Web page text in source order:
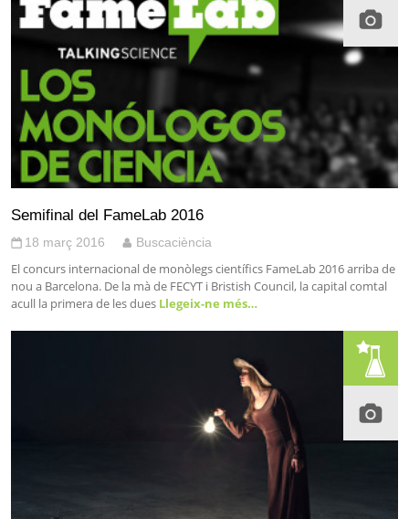
Semifinal del FameLab 2016
18 març 2016 Buscaciència
El concurs internacional de monòlegs científics FameLab 2016 arriba de
nou a Barcelona. De la mà de FECYT i Bristish Council, la capital comtal
acull la primera de les dues Llegeix-ne més…